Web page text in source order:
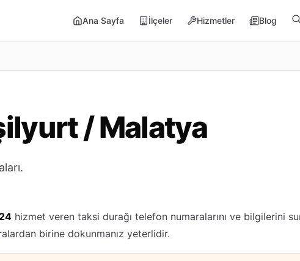
Ana Sayfa İlçeler Hizmetler Blog Ara
/ Malatya
hizmet veren taksi durağı telefon numaralarını ve bilgilerini
birine dokunmanız yeterlidir.